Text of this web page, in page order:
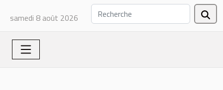
samedi 8 août 2026